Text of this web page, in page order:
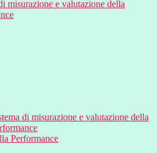
misurazione e valutazione della
di misurazione e valutazione della
Performance